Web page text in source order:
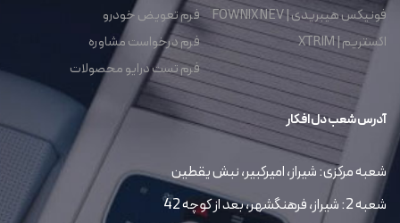
فونیکس هیبریدی | FOWNIX NEV
اکستریم | XTRIM
فرم تعویض خودرو
فرم درخواست مشاوره
فرم تست درایو محصولات
آدرس شعب دل افکار
شعبه مرکزی: شیراز، امیرکبیر، نبش یقطین
شعبه 2: شیراز، فرهنگشهر، بعد از کوچه 42